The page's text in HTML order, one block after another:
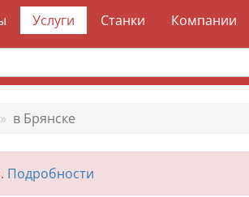
Услуги Станки Компании
в Брянске
Подробности